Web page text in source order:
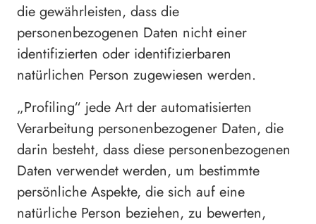
die gewährleisten, dass die
personenbezogenen Daten nicht einer
identifizierten oder identifizierbaren
natürlichen Person zugewiesen werden.
„Profiling“ jede Art der automatisierten
Verarbeitung personenbezogener Daten, die
darin besteht, dass diese personenbezogenen
Daten verwendet werden, um bestimmte
persönliche Aspekte, die sich auf eine
natürliche Person beziehen, zu bewerten,